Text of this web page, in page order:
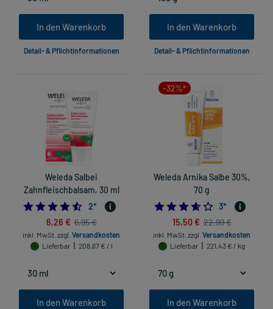
In den Warenkorb
Detail- & Pflichtinformationen
In den Warenkorb
Detail- & Pflichtinformationen
Weleda Salbei
Zahnfleischbalsam, 30 ml
4.5
2*
6,26 € 6,95 €
inkl. MwSt. zzgl. Versandkosten
Lieferbar
208,67 € / l
In den Warenkorb
-32%*
Weleda Arnika Salbe 30%,
70 g
3*
15,50 € 22,99 €
inkl. MwSt. zzgl. Versandkosten
Lieferbar
221,43 € / kg
In den Warenkorb